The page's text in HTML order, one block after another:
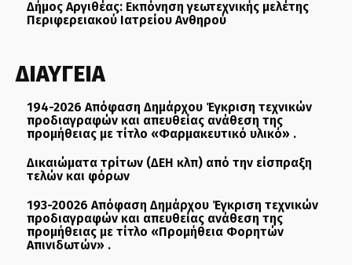
Δήμος Αργιθέας: Εκπόνηση γεωτεχνικής μελέτης
Περιφερειακού Ιατρείου Ανθηρού
ΔΙΑΥΓΕΙΑ
194-2026 Απόφαση Δημάρχου Έγκριση τεχνικών
προδιαγραφών και απευθείας ανάθεση της
προμήθειας με τίτλο «Φαρμακευτικό υλικό» .
Δικαιώματα τρίτων (ΔΕΗ κλπ) από την είσπραξη
τελών και φόρων
193-20026 Απόφαση Δημάρχου Έγκριση τεχνικών
προδιαγραφών και απευθείας ανάθεση της
προμήθειας με τίτλο «Προμήθεια Φορητών
Απινιδωτών» .